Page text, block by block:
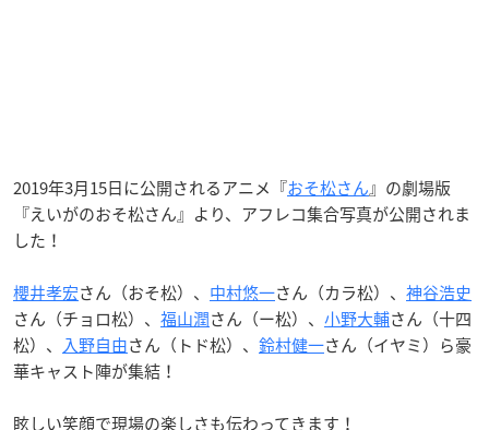
2019年3月15日に公開されるアニメ『おそ松さん』の劇場版
『えいがのおそ松さん』より、アフレコ集合写真が公開されま
した！
櫻井孝宏さん（おそ松）、 中村悠一さん（カラ松）、 神谷浩史
さん（チョロ松）、 福山潤さん（ー松）、 小野大輔さん（十四
松）、 入野自由さん（トド松）、 鈴村健一さん（イヤミ）ら豪
華キャスト陣が集結！
眩しい笑顔で現場の楽しさも伝わってきます！